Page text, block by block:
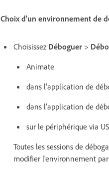
Choix d'un environnement de
Choisissez Déboguer >
Animate
dans l'application de
dans l'application de
sur le périphérique via
Toutes les sessions de
modifier l'environnement